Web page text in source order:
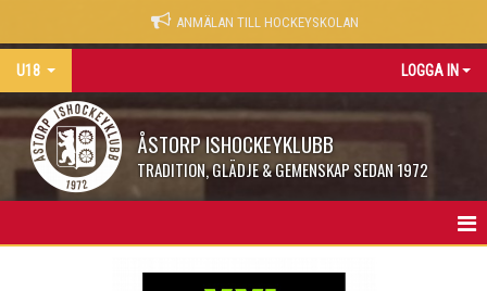
ANMÄLAN TILL HOCKEYSKOLAN
U18 LOGGA IN
ÅSTORP ISHOCKEYKLUBB
TRADITION, GLÄDJE & GEMENSKAP SEDAN 1972